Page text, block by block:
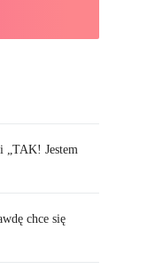
„TAK! Jestem
chce się